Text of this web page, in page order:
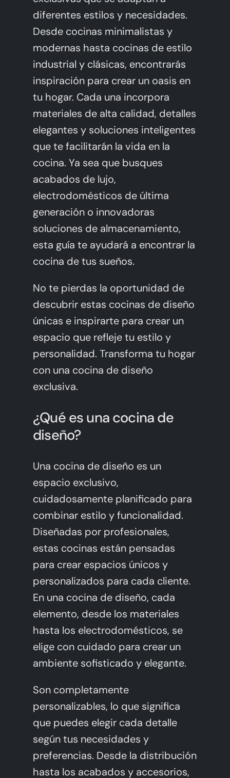
diferentes estilos y necesidades.
Desde cocinas minimalistas y
modernas hasta cocinas de estilo
industrial y clásicas, encontrarás
inspiración para crear un oasis en
tu hogar. Cada una incorpora
materiales de alta calidad, detalles
elegantes y soluciones inteligentes
que te facilitarán la vida en la
cocina. Ya sea que busques
acabados de lujo,
electrodomésticos de última
generación o innovadoras
soluciones de almacenamiento,
esta guía te ayudará a encontrar la
cocina de tus sueños.
No te pierdas la oportunidad de
descubrir estas cocinas de diseño
únicas e inspirarte para crear un
espacio que refleje tu estilo y
personalidad. Transforma tu hogar
con una cocina de diseño
exclusiva.
¿Qué es una cocina de
diseño?
Una cocina de diseño es un
espacio exclusivo,
cuidadosamente planificado para
combinar estilo y funcionalidad.
Diseñadas por profesionales,
estas cocinas están pensadas
para crear espacios únicos y
personalizados para cada cliente.
En una cocina de diseño, cada
elemento, desde los materiales
hasta los electrodomésticos, se
elige con cuidado para crear un
ambiente sofisticado y elegante.
Son completamente
personalizables, lo que significa
que puedes elegir cada detalle
según tus necesidades y
preferencias. Desde la distribución
hasta los acabados y accesorios,